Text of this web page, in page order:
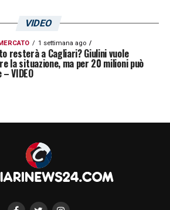
VIDEO
1 settimana ago
resterà a Cagliari? Giulini vuole
la situazione, ma per 20 milioni può
VIDEO